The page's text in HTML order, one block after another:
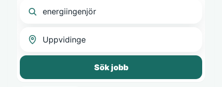
Sök jobb